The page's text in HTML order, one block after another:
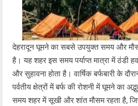
देहरादून घूमने का सबसे उपयुक्त समय और
है। यह शहर इस समय पर्याप्त मात्रा में ठंडी
और सुहावना होता है। वार्षिक बर्फबारी के
पर्वतीय क्षेत्रों में बर्फ की रोशनी में घूमने का
समय शहर में सूखी और शांत मौसम रहता है,